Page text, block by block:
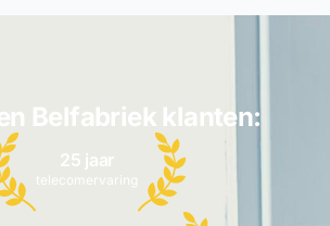
Belfabriek klanten:
25 jaar
telecomervaring